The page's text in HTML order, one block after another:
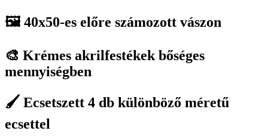
🖼️ 40x50-es előre számozott vászon
🎨 Krémes akrilfestékek bőséges
mennyiségben
🖌️ Ecsetszett 4 db különböző méretű
ecsettel